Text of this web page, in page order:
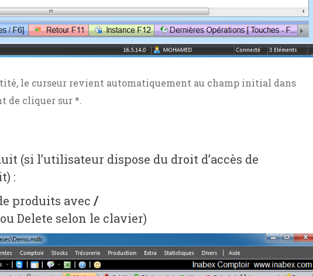
le curseur revient automatiquement au champ initial dans
de cliquer sur *.
(si l’utilisateur dispose du droit d’accès de
:
produits avec /
Delete selon le clavier)